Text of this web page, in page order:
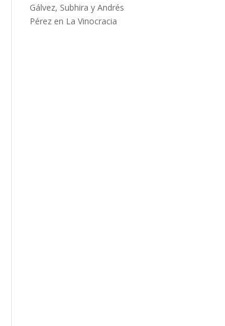
Gálvez, Subhira y Andrés
Pérez en La Vinocracia